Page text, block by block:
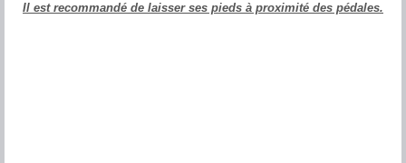
Il est recommandé de laisser ses pieds à proximité des pédales.